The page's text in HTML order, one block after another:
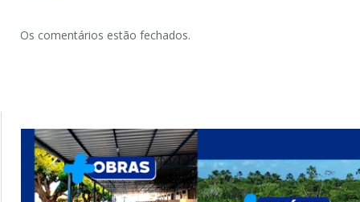
Os comentários estão fechados.